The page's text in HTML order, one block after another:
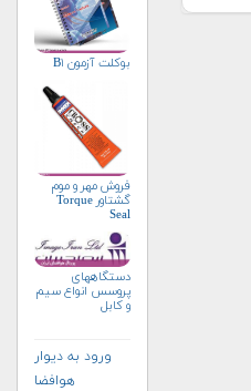
بوکلت آزمون B۱
فروش مهر و موم
گشتاور Torque
Seal
دستگاههای
پروسس انواع سیم
و کابل
ورود به دیوار
هوافضا